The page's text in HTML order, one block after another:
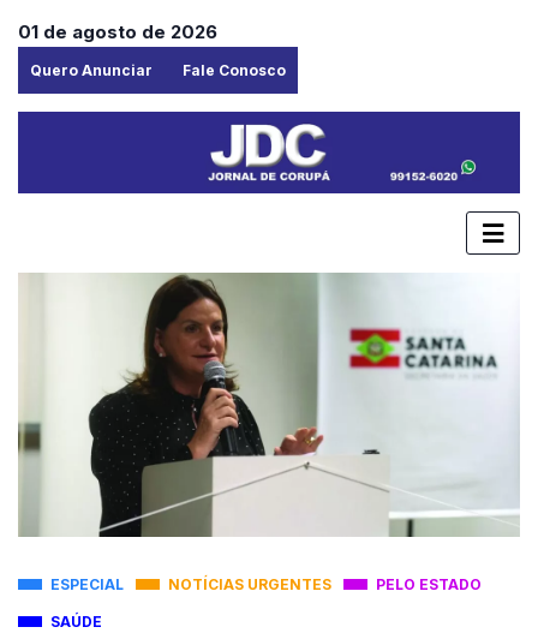
01 de agosto de 2026
Quero Anunciar Fale Conosco
ESPECIAL NOTÍCIAS URGENTES PELO ESTADO
SAÚDE